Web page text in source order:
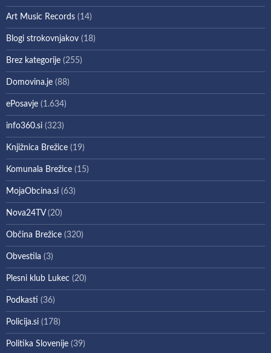
Art Music Records (14)
Blogi strokovnjakov (18)
Brez kategorije (255)
Domovina.je (88)
ePosavje (1.634)
info360.si (323)
Knjižnica Brežice (19)
Komunala Brežice (15)
MojaObcina.si (63)
Nova24TV(20)
Občina Brežice (320)
Obvestila (3)
Plesni klub Lukec (20)
Podkasti (36)
Policija.si (178)
Politika Slovenije (39)